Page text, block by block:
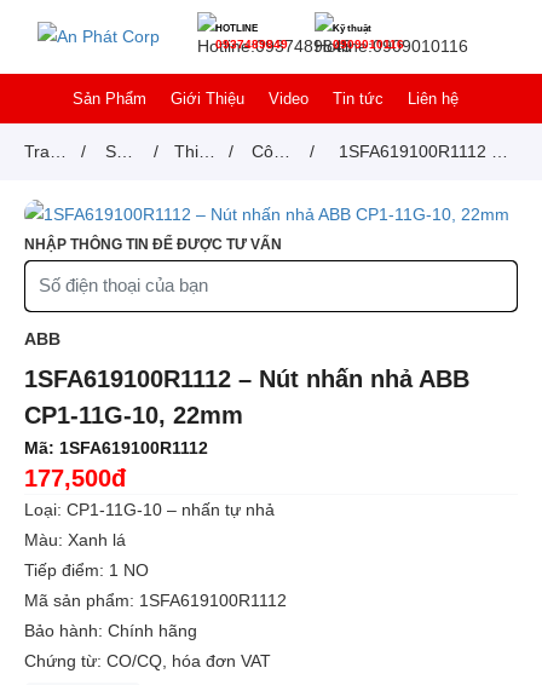
HOTLINE
0937489849
Kỹ thuật
0909010116
Sản Phẩm Giới Thiệu Video Tin tức Liên hệ
Trang
chủ
/ Sản / Thiết
đóng
cắt
/ Công
nút
/ 1SFA619100R1112 –
NHẬP THÔNG TIN ĐỂ ĐƯỢC TƯ VẤN
ABB
1SFA619100R1112 – Nút nhấn nhả ABB
CP1-11G-10, 22mm
Mã: 1SFA619100R1112
177,500đ
Loại: CP1-11G-10 – nhấn tự nhả
Màu: Xanh lá
Tiếp điểm: 1 NO
Mã sản phẩm: 1SFA619100R1112
Bảo hành: Chính hãng
Chứng từ: CO/CQ, hóa đơn VAT